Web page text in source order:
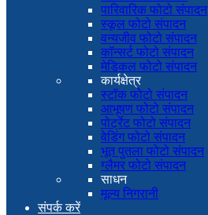
पारिवारिक फोटो संपादन
स्कूल फोटो संपादन
वन्यजीव फोटो संपादन
कॉन्सर्ट फोटो संपादन
मेडिकल फोटो संपादन
कार्यक्षेत्र
स्टॉक फोटो संपादन
आभूषण फोटो संपादन
पोर्ट्रेट फोटो संपादन
वेडिंग फोटो संपादन
भूत पुतला फोटो संपादन
ग्लैमर फोटो संपादन
साधन
मूल्य निगरानी
संपर्क करें